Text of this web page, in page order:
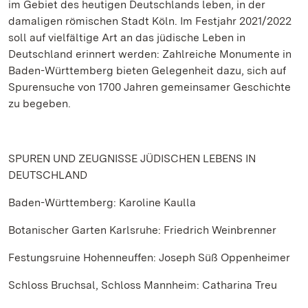
im Gebiet des heutigen Deutschlands leben, in der
damaligen römischen Stadt Köln. Im Festjahr 2021/2022
soll auf vielfältige Art an das jüdische Leben in
Deutschland erinnert werden: Zahlreiche Monumente in
Baden-Württemberg bieten Gelegenheit dazu, sich auf
Spurensuche von 1700 Jahren gemeinsamer Geschichte
zu begeben.
SPUREN UND ZEUGNISSE JÜDISCHEN LEBENS IN
DEUTSCHLAND
Baden-Württemberg: Karoline Kaulla
Botanischer Garten Karlsruhe: Friedrich Weinbrenner
Festungsruine Hohenneuffen: Joseph Süß Oppenheimer
Schloss Bruchsal, Schloss Mannheim: Catharina Treu